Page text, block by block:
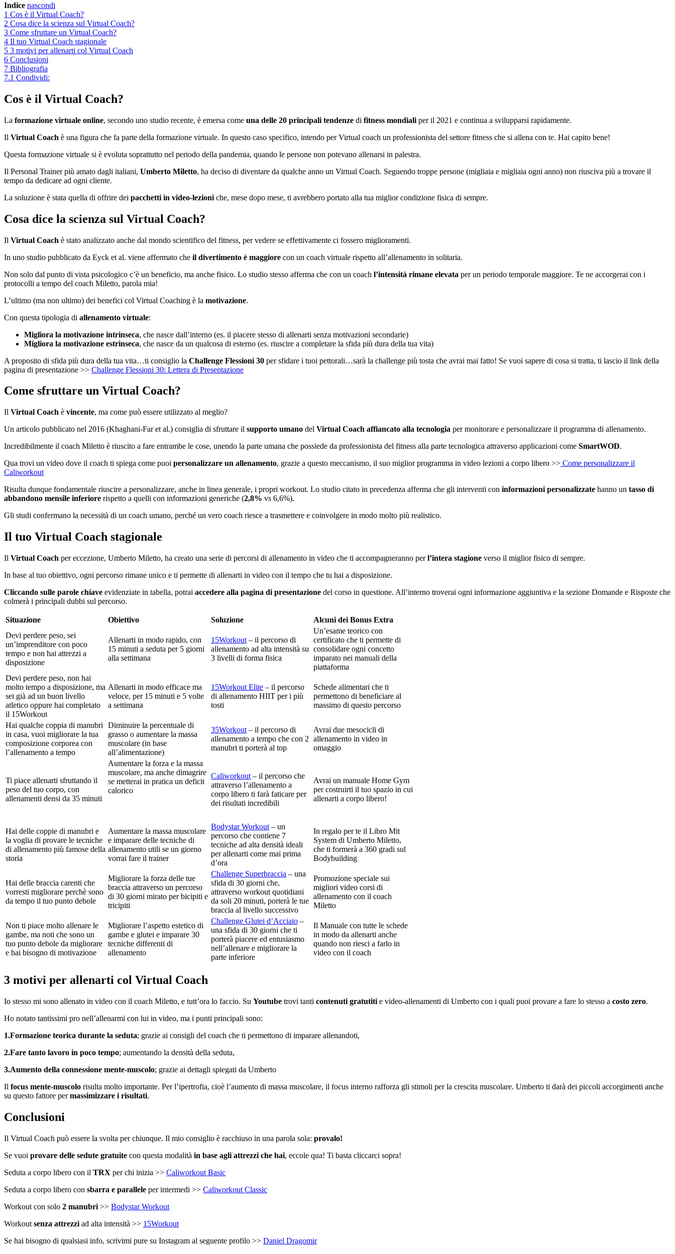
Indice nascondi
1 Cos è il Virtual Coach?
2 Cosa dice la scienza sul Virtual Coach?
3 Come sfruttare un Virtual Coach?
4 Il tuo Virtual Coach stagionale
5 3 motivi per allenarti col Virtual Coach
6 Conclusioni
7 Bibliografia
7.1 Condividi:
Cos è il Virtual Coach?
La formazione virtuale online, secondo uno studio recente, è emersa come una delle 20 principali tendenze di fitness mondiali per il 2021 e continua a svilupparsi rapidamente.
Il Virtual Coach è una figura che fa parte della formazione virtuale. In questo caso specifico, intendo per Virtual coach un professionista del settore fitness che si allena con te. Hai capito bene!
Questa formazione virtuale si è evoluta soprattutto nel periodo della pandemia, quando le persone non potevano allenarsi in palestra.
Il Personal Trainer più amato dagli italiani, Umberto Miletto, ha deciso di diventare da qualche anno un Virtual Coach. Seguendo troppe persone (migliaia e migliaia ogni anno) non riusciva più a trovare il
tempo da dedicare ad ogni cliente.
La soluzione è stata quella di offrire dei pacchetti in video-lezioni che, mese dopo mese, ti avrebbero portato alla tua miglior condizione fisica di sempre.
Cosa dice la scienza sul Virtual Coach?
Il Virtual Coach è stato analizzato anche dal mondo scientifico del fitness, per vedere se effettivamente ci fossero miglioramenti.
In uno studio pubblicato da Eyck et al. viene affermato che il divertimento è maggiore con un coach virtuale rispetto all’allenamento in solitaria.
Non solo dal punto di vista psicologico c’è un beneficio, ma anche fisico. Lo studio stesso afferma che con un coach l’intensità rimane elevata per un periodo temporale maggiore. Te ne accorgerai con i
protocolli a tempo del coach Miletto, parola mia!
L’ultimo (ma non ultimo) dei benefici col Virtual Coaching è la motivazione.
Con questa tipologia di allenamento virtuale:
Migliora la motivazione intrinseca, che nasce dall’interno (es. il piacere stesso di allenarti senza motivazioni secondarie)
Migliora la motivazione estrinseca, che nasce da un qualcosa di esterno (es. riuscire a completare la sfida più dura della tua vita)
A proposito di sfida più dura della tua vita…ti consiglio la Challenge Flessioni 30 per sfidare i tuoi pettorali…sarà la challenge più tosta che avrai mai fatto! Se vuoi sapere di cosa si tratta, ti lascio il link della
pagina di presentazione >> Challenge Flessioni 30: Lettera di Presentazione
Come sfruttare un Virtual Coach?
Il Virtual Coach è vincente, ma come può essere utilizzato al meglio?
Un articolo pubblicato nel 2016 (Khaghani-Far et al.) consiglia di sfruttare il supporto umano del Virtual Coach affiancato alla tecnologia per monitorare e personalizzare il programma di allenamento.
Incredibilmente il coach Miletto è riuscito a fare entrambe le cose, unendo la parte umana che possiede da professionista del fitness alla parte tecnologica attraverso applicazioni come SmartWOD.
Qua trovi un video dove il coach ti spiega come puoi personalizzare un allenamento, grazie a questo meccanismo, il suo miglior programma in video lezioni a corpo libero >> Come personalizzare il
Caliworkout
Risulta dunque fondamentale riuscire a personalizzare, anche in linea generale, i propri workout. Lo studio citato in precedenza afferma che gli interventi con informazioni personalizzate hanno un tasso di
abbandono mensile inferiore rispetto a quelli con informazioni generiche (2,8% vs 6,6%).
Gli studi confermano la necessità di un coach umano, perché un vero coach riesce a trasmettere e coinvolgere in modo molto più realistico.
Il tuo Virtual Coach stagionale
Il Virtual Coach per eccezione, Umberto Miletto, ha creato una serie di percorsi di allenamento in video che ti accompagneranno perl’intera stagione verso il miglior fisico di sempre.
In base al tuo obiettivo, ogni percorso rimane unico e ti permette di allenarti in video con il tempo che tu hai a disposizione.
Cliccando sulle parole chiave evidenziate in tabella, potrai accedere alla pagina di presentazione del corso in questione. All’interno troverai ogni informazione aggiuntiva e la sezione Domande e Risposte che
colmerà i principali dubbi sul percorso.
Situazione Obiettivo Soluzione
Alcuni dei Bonus Extra
Devi perdere peso, sei
un’imprenditore con poco
tempo e non hai attrezzi a
disposizione
Allenarti in modo rapido, con
15 minuti a seduta per 5 giorni
alla settimana
15Workout – il percorso di
allenamento ad alta intensità su
3 livelli di forma fisica
Un’esame teorico con
certificato che ti permette di
consolidare ogni concetto
imparato nei manuali della
piattaforma
Devi perdere peso, non hai
molto tempo a disposizione, ma
sei già ad un buon livello
atletico oppure hai completato
il 15Workout
Allenarti in modo efficace ma
veloce, per 15 minuti e 5 volte
a settimana
15Workout Elite – il percorso
di allenamento HIIT per i più
tosti
Schede alimentari che ti
permettono di beneficiare al
massimo di questo percorso
Hai qualche coppia di manubri
in casa, vuoi migliorare la tua
composizione corporea con
l’allenamento a tempo
Diminuire la percentuale di
grasso o aumentare la massa
muscolare (in base
all’alimentazione)
35Workout – il percorso di
allenamento a tempo che con 2
manubri ti porterà al top
Avrai due mesocicli di
allenamento in video in
omaggio
Ti piace allenarti sfruttando il
peso del tuo corpo, con
allenamenti densi da 35 minuti
Aumentare la forza e la massa
muscolare, ma anche dimagrire
se metterai in pratica un deficit
calorico
Caliworkout – il percorso che
attraverso l’allenamento a
corpo libero ti farà faticare per
dei risultati incredibili
Avrai un manuale Home Gym
per costruirti il tuo spazio in cui
allenarti a corpo libero!
Hai delle coppie di manubri e
la voglia di provare le tecniche
di allenamento più famose della
storia
Aumentare la massa muscolare
e imparare delle tecniche di
allenamento utili se un giorno
vorrai fare il trainer
Bodystar Workout – un
percorso che contiene 7
tecniche ad alta densità ideali
per allenarti come mai prima
d’ora
In regalo per te il Libro Mit
System di Umberto Miletto,
che ti formerà a 360 gradi sul
Bodybuilding
Hai delle braccia carenti che
vorresti migliorare perchè sono
da tempo il tuo punto debole
Migliorare la forza delle tue
braccia attraverso un percorso
di 30 giorni mirato per bicipiti e
tricipiti
Challenge Superbraccia – una
sfida di 30 giorni che,
attraverso workout quotidiani
da soli 20 minuti, porterà le tue
braccia al livello successivo
Promozione speciale sui
migliori video corsi di
allenamento con il coach
Miletto
Non ti piace molto allenare le
gambe, ma noti che sono un
tuo punto debole da migliorare
e hai bisogno di motivazione
Migliorare l’aspetto estetico di
gambe e glutei e imparare 30
tecniche differenti di
allenamento
Challenge Glutei d’Acciaio –
una sfida di 30 giorni che ti
porterà piacere ed entusiasmo
nell’allenare e migliorare la
parte inferiore
Il Manuale con tutte le schede
in modo da allenarti anche
quando non riesci a farlo in
video con il coach
3 motivi per allenarti col Virtual Coach
Io stesso mi sono allenato in video con il coach Miletto, e tutt’ora lo faccio. Su Youtube trovi tanti contenuti gratutiti e video-allenamenti di Umberto con i quali puoi provare a fare lo stesso a costo zero.
Ho notato tantissimi pro nell’allenarmi con lui in video, ma i punti principali sono:
1.Formazione teorica durante la seduta; grazie ai consigli del coach che ti permettono di imparare allenandoti,
2.Fare tanto lavoro in poco tempo; aumentando la densità della seduta,
3.Aumento della connessione mente-muscolo; grazie ai dettagli spiegati da Umberto
Il focus mente-muscolo risulta molto importante. Per l’ipertrofia, cioè l’aumento di massa muscolare, il focus interno rafforza gli stimoli per la crescita muscolare. Umberto ti darà dei piccoli accorgimenti anche
su questo fattore permassimizzare i risultati.
Conclusioni
Il Virtual Coach può essere la svolta per chiunque. Il mio consiglio è racchiuso in una parola sola: provalo!
Se vuoi provare delle sedute gratuite con questa modalità in base agli attrezzi che hai, eccole qua! Ti basta cliccarci sopra!
Seduta a corpo libero con il TRX per chi inizia >> Caliworkout Basic
Seduta a corpo libero con sbarra e parallele per intermedi >> Caliworkout Classic
Workout con solo 2 manubri >> Bodystar Workout
Workout senza attrezzi ad alta intensità >> 15Workout
Se hai bisogno di qualsiasi info, scrivimi pure su Instagram al seguente profilo >> Daniel Dragomir